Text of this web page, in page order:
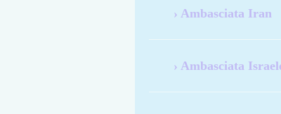
Ambasciata Iran
Ambasciata